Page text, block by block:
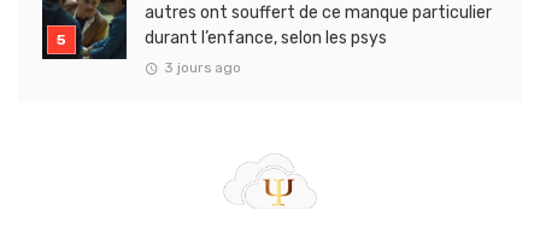
autres ont souffert de ce manque particulier
durant l’enfance, selon les psys
3 jours ago